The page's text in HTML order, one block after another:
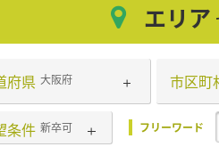
エリア
府県 大阪府 市区町
条件 新卒可 フリーワード